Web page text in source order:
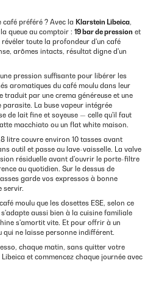
préféré ? Avec la Klarstein Libeica,
queue au comptoir : 19 bar de pression et
toute la profondeur d'un café
arômes intacts, résultat digne d'un
pression suffisante pour libérer les
aromatiques du café moulu dans leur
traduit par une crema généreuse et une
La buse vapeur intégrée
de lait fine et soyeuse — celle qu'il faut
macchiato ou un flat white maison.
litre couvre environ 10 tasses avant
outil et passe au lave-vaisselle. La valve
résiduelle avant d'ouvrir le porte-filtre
au quotidien. Sur le dessus de
garde vos expressos à bonne
servir.
moulu que les dosettes ESE, selon ce
aussi bien à la cuisine familiale
s'amortit vite. Et pour offrir à un
qui ne laisse personne indifférent.
chaque matin, sans quitter votre
et commencez chaque journée avec